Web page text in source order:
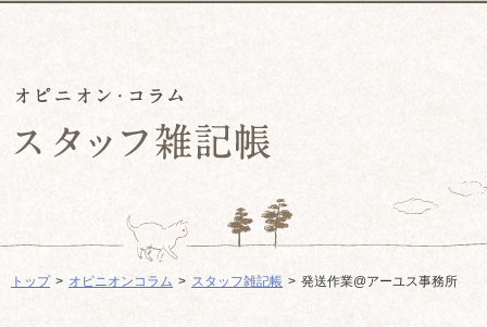
トップ オピニオンコラム スタッフ雑記帳 発送作業@アーユス事務所